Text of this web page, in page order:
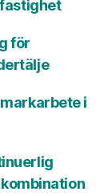
för
i